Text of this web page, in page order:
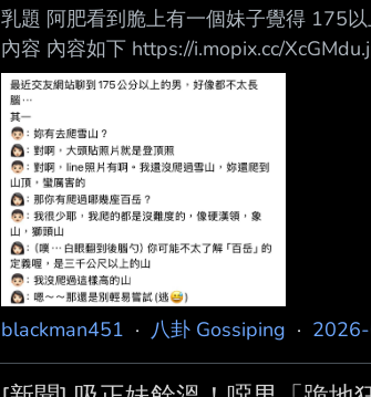
乳題 阿肥看到脆上有一個妹子覺得 175
內容 內容如下 https://i.mopix.cc/
正常聊天之下 被女生覺得不長腦？ 還被
卦 -- 是嗎？我覺得只是開話題而已 被當成
blackman451 · 八卦 Gossiping ·